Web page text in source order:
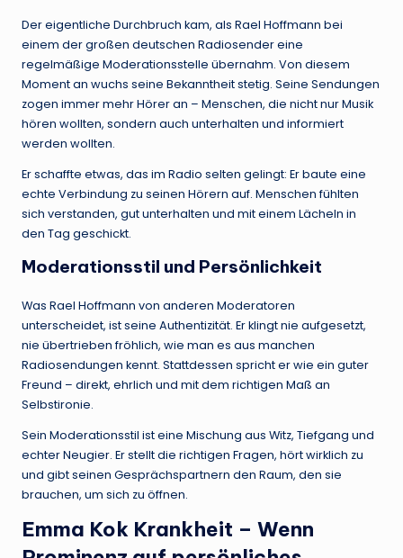
Der eigentliche Durchbruch kam, als Rael Hoffmann bei
einem der großen deutschen Radiosender eine
regelmäßige Moderationsstelle übernahm. Von diesem
Moment an wuchs seine Bekanntheit stetig. Seine Sendungen
zogen immer mehr Hörer an – Menschen, die nicht nur Musik
hören wollten, sondern auch unterhalten und informiert
werden wollten.
Er schaffte etwas, das im Radio selten gelingt: Er baute eine
echte Verbindung zu seinen Hörern auf. Menschen fühlten
sich verstanden, gut unterhalten und mit einem Lächeln in
den Tag geschickt.
Moderationsstil und Persönlichkeit
Was Rael Hoffmann von anderen Moderatoren
unterscheidet, ist seine Authentizität. Er klingt nie aufgesetzt,
nie übertrieben fröhlich, wie man es aus manchen
Radiosendungen kennt. Stattdessen spricht er wie ein guter
Freund – direkt, ehrlich und mit dem richtigen Maß an
Selbstironie.
Sein Moderationsstil ist eine Mischung aus Witz, Tiefgang und
echter Neugier. Er stellt die richtigen Fragen, hört wirklich zu
und gibt seinen Gesprächspartnern den Raum, den sie
brauchen, um sich zu öffnen.
Emma Kok Krankheit – Wenn